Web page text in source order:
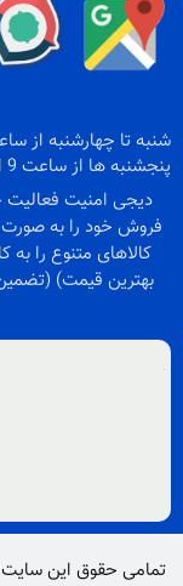
شنبه تا چهارشنبه از ساعت 9
پنجشنبه ها از ساعت 9 الی 18
فروش خود را به صورت
کالاهای متنوع را
بهترین قیمت)
تمامی حقوق این